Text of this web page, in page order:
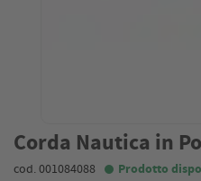
Corda Nautica in
cod. 001084088 Prodotto